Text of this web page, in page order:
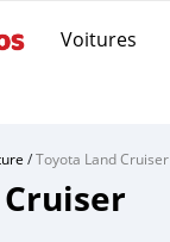
Voitures
/Toyota Land Cruiser